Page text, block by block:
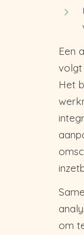
Een
volgt
Het
om